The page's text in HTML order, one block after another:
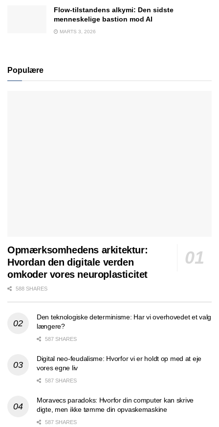
Flow-tilstandens alkymi: Den sidste
menneskelige bastion mod AI
MARTS 3, 2026
Populære
Opmærksomhedens arkitektur:
Hvordan den digitale verden
omkoder vores neuroplasticitet
588 SHARES
Den teknologiske determinisme: Har vi overhovedet et valg
længere?
587 SHARES
Digital neo-feudalisme: Hvorfor vi er holdt op med at eje
vores egne liv
587 SHARES
Moravecs paradoks: Hvorfor din computer kan skrive
digte, men ikke tømme din opvaskemaskine
587 SHARES